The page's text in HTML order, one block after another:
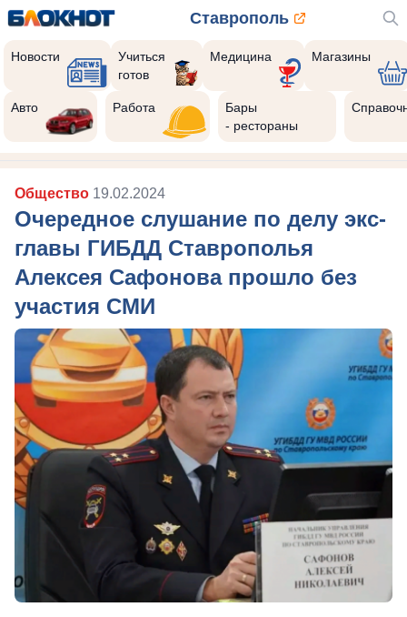
Ставрополь
Новости
Учиться
готов
Медицина Магазины
Авто Работа
Бары
- рестораны
Общество 19.02.2024
Очередное слушание по делу экс-
главы ГИБДД Ставрополья
Алексея Сафонова прошло без
участия СМИ